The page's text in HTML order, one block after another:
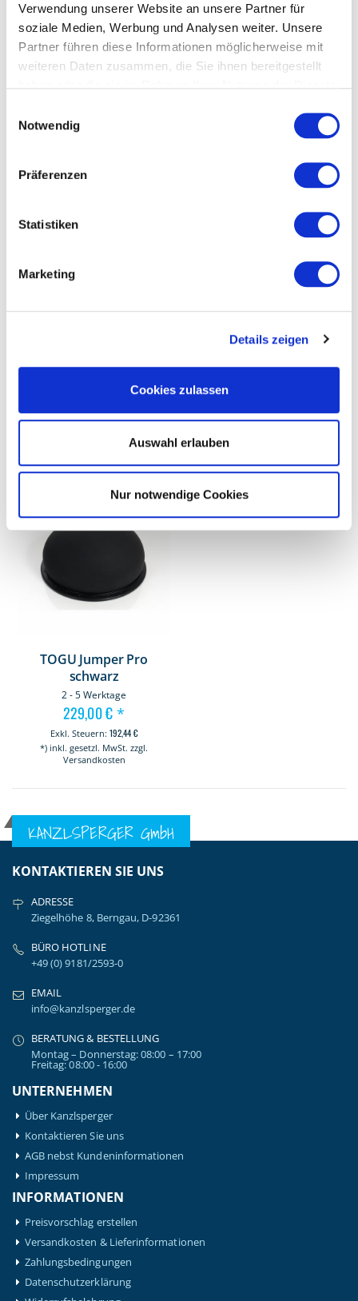
Verwendung unserer Website an unsere Partner für
soziale Medien, Werbung und Analysen weiter. Unsere
Partner führen diese Informationen möglicherweise mit
weiteren Daten zusammen, die Sie ihnen bereitgestellt
Notwendig
Präferenzen
Statistiken
Marketing
Details zeigen
Cookies zulassen
Auswahl erlauben
Nur notwendige Cookies
211,50 €*
177,73 €
Versandkosten
210,00 €
*) inkl. gesetzl. MwSt. zzgl.
Versandkosten
TOGU Jumper® mit
289,90 €*
243,61 €
Versandkosten
TOGU Jumper® Mini
double Set rot und grün
2 - 5 Werktage
249,00 €*
Versandkosten
TOGU Jumper Pro
schwarz
2 - 5 Werktage
229,00 €*
192,44 €
*) inkl. gesetzl. MwSt. zzgl.
Versandkosten
KANZLSPERGER GmbH
KONTAKTIEREN SIE UNS
ADRESSE
Ziegelhöhe 8, Berngau, D-92361
BÜRO HOTLINE
+49 (0) 9181/2593-0
EMAIL
info@kanzlsperger.de
BERATUNG & BESTELLUNG
Montag – Donnerstag: 08:00 – 17:00
Freitag: 08:00 - 16:00
UNTERNEHMEN
Über Kanzlsperger
Kontaktieren Sie uns
AGB nebst Kundeninformationen
Impressum
INFORMATIONEN
Preisvorschlag erstellen
Versandkosten & Lieferinformationen
Zahlungsbedingungen
Datenschutzerklärung